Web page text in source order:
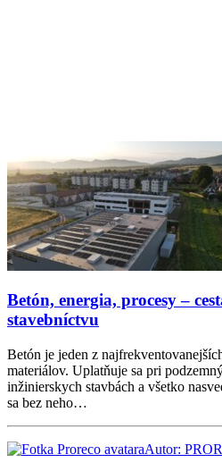
Betón, energia, procesy –
stavebníctvu
Betón je jeden z
materiálov. Uplatňuje sa pri
inžinierskych stavbách a všetko
sa bez neho…
Autor: